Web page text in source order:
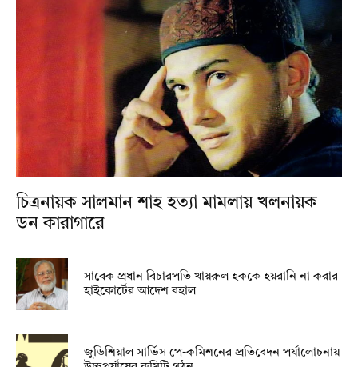
চিত্রনায়ক সালমান শাহ হত্যা মামলায় খলনায়ক
ডন কারাগারে
সাবেক প্রধান বিচারপতি খায়রুল হককে হয়রানি না করার
হাইকোর্টের আদেশ বহাল
জুডিশিয়াল সার্ভিস পে-কমিশনের প্রতিবেদন পর্যালোচনায়